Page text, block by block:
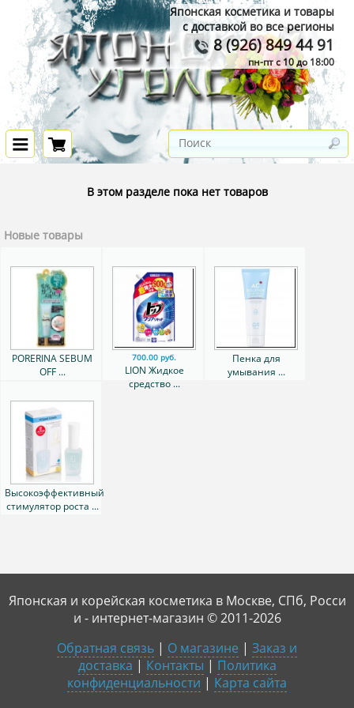
Японская косметика и товары
с доставкой во все регионы
8 (926) 849 44 91
пн-пт с 10 до 18:00
В этом разделе пока нет товаров
Новые товары
PORERINA SEBUM
OFF ...
700.00 руб.
LION Жидкое
средство ...
Пенка для
умывания ...
Высокоэффективный
стимулятор роста ...
Японская и корейская косметика в Москве, СПб, Росси
и - интернет-магазин © 2011-2026
Обратная связь | О магазине | Заказ и
доставка | Контакты | Политика
конфиденциальности | Карта сайта